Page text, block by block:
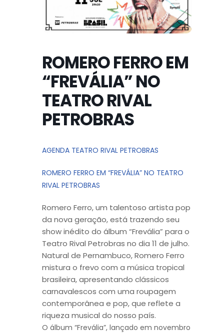
ROMERO FERRO EM
“FREVÁLIA” NO
TEATRO RIVAL
PETROBRAS
AGENDA TEATRO RIVAL PETROBRAS
ROMERO FERRO EM “FREVÁLIA” NO TEATRO
RIVAL PETROBRAS
Romero Ferro, um talentoso artista pop
da nova geração, está trazendo seu
show inédito do álbum “Frevália” para o
Teatro Rival Petrobras no dia 11 de julho.
Natural de Pernambuco, Romero Ferro
mistura o frevo com a música tropical
brasileira, apresentando clássicos
carnavalescos com uma roupagem
contemporânea e pop, que reflete a
riqueza musical do nosso país.
O álbum “Frevália”, lançado em novembro